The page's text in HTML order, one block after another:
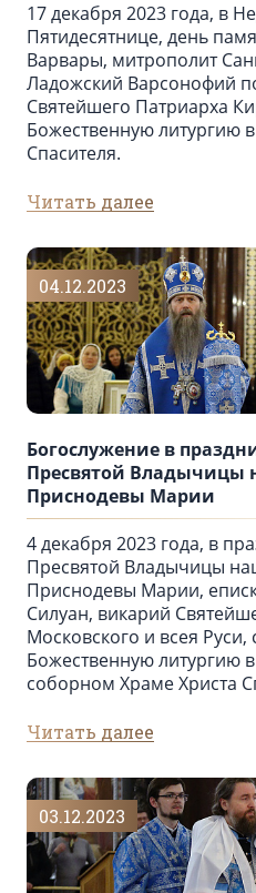
17 декабря 2023 года, в
Пятидесятнице, день
Варвары, митрополит
Ладожский Варсонофий
Святейшего Патриарха
Божественную литургию
Спасителя.
Читать далее
04.12.2023
Богослужение в
Пресвятой Владычицы
Приснодевы Марии
4 декабря 2023 года, в
Пресвятой Владычицы
Приснодевы Марии,
Силуан, викарий
Московского и всея
Божественную литургию
соборном Храме Христа
Читать далее
03.12.2023